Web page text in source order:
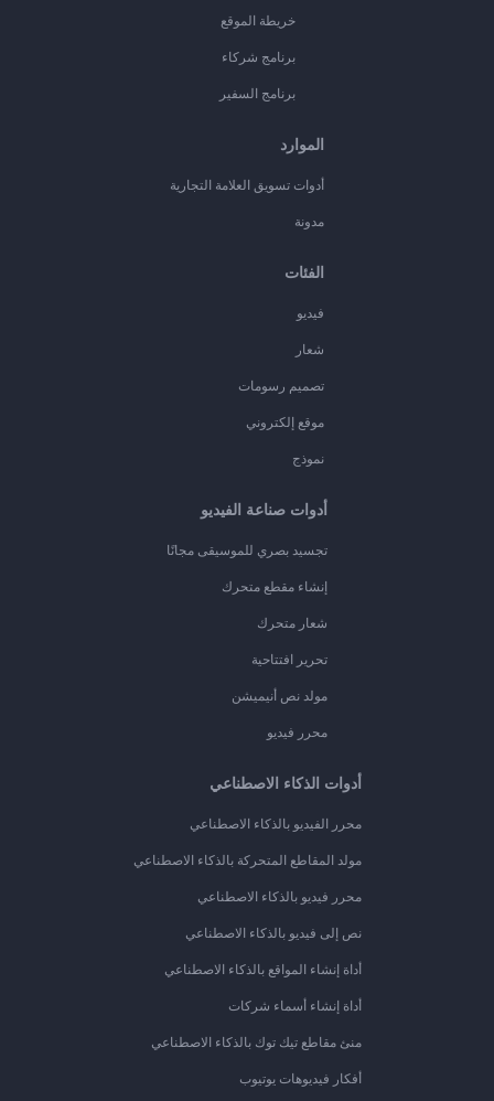
خريطة الموقع
برنامج شركاء
برنامج السفير
الموارد
أدوات تسويق العلامة التجارية
مدونة
الفئات
فيديو
شعار
تصميم رسومات
موقع إلكتروني
نموذج
أدوات صناعة الفيديو
تجسيد بصري للموسيقى مجانًا
إنشاء مقطع متحرك
شعار متحرك
تحرير افتتاحية
مولد نص أنيميشن
محرر فيديو
أدوات الذكاء الاصطناعي
محرر الفيديو بالذكاء الاصطناعي
مولد المقاطع المتحركة بالذكاء الاصطناعي
محرر فيديو بالذكاء الاصطناعي
نص إلى فيديو بالذكاء الاصطناعي
أداة إنشاء المواقع بالذكاء الاصطناعي
أداة إنشاء أسماء شركات
منئ مقاطع تيك توك بالذكاء الاصطناعي
أفكار فيديوهات يوتيوب